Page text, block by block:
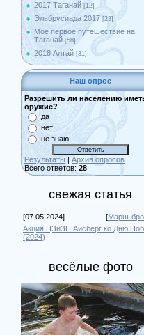
2017 Таганай [12]
Эльбрусиада 2017 [23]
Моё первое путешествие на
Таганай [58]
2018 Алтай [31]
Наш опрос
Разрешить ли населению
оружие?
да
нет
не знаю
Результаты | Архив опросов
Всего ответов: 28
свежая статья
[07.05.2024] [Марш-
Акция ЦЗиЗП Айсберг ко Дню
(2024)
весёлые фото